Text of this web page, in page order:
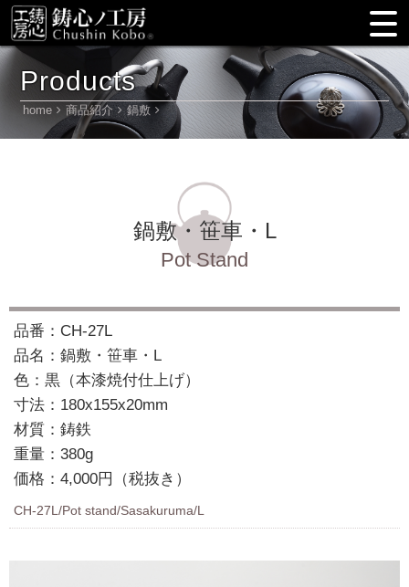
Products
home 商品紹介 鍋敷
鍋敷・笹車・L
Pot Stand
品番：CH-27L
品名：鍋敷・笹車・L
色：黒（本漆焼付仕上げ）
寸法：180x155x20mm
材質：鋳鉄
重量：380g
価格：4,000円（税抜き）
CH-27L/Pot stand/Sasakuruma/L